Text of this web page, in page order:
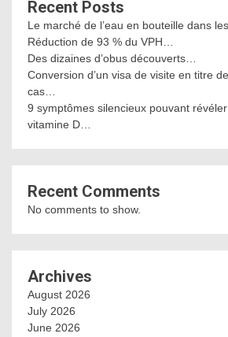
Recent Posts
Le marché de l’eau en bouteille dans
Réduction de 93 % du VPH…
Des dizaines d’obus découverts…
Conversion d’un visa de visite en titre
cas…
9 symptômes silencieux pouvant
vitamine D…
Recent Comments
No comments to show.
Archives
August 2026
July 2026
June 2026